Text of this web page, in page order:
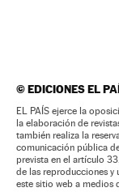
©EDICIONES EL
EL PAÍS ejerce la
la elaboración de
también realiza la
comunicación pública
prevista en el artículo
de las reproducciones y
este sitio web a medios